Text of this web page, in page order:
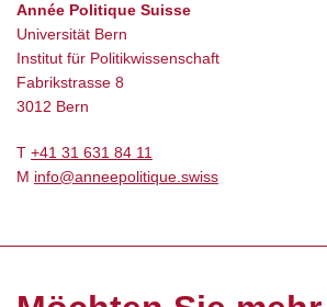
Année Politique Suisse
Universität Bern
Institut für Politikwissenschaft
Fabrikstrasse 8
3012 Bern
T +41 31 631 84 11
M info@anneepolitique.swiss